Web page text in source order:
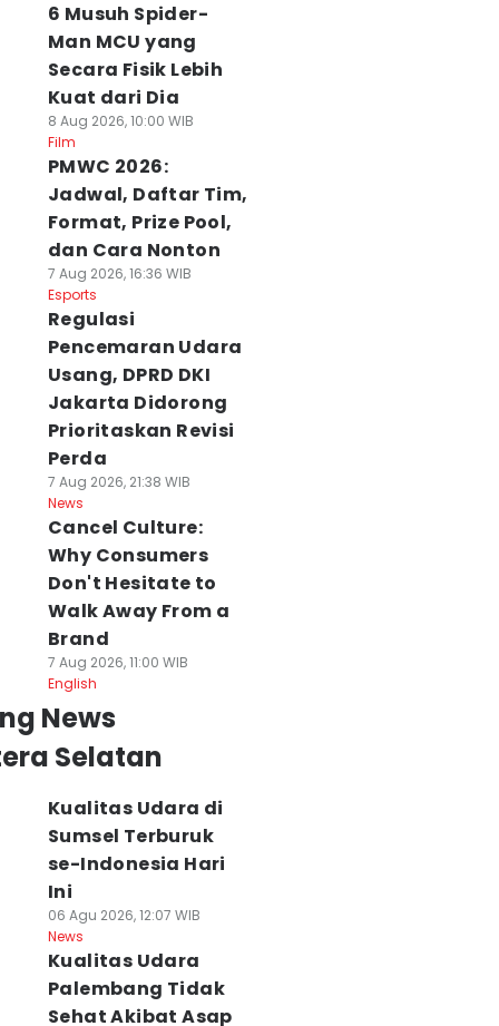
6 Musuh Spider-
Man MCU yang
Secara Fisik Lebih
Kuat dari Dia
8 Aug 2026, 10:00 WIB
Film
PMWC 2026:
Jadwal, Daftar Tim,
Format, Prize Pool,
dan Cara Nonton
7 Aug 2026, 16:36 WIB
Esports
Regulasi
Pencemaran Udara
Usang, DPRD DKI
Jakarta Didorong
Prioritaskan Revisi
Perda
7 Aug 2026, 21:38 WIB
News
Cancel Culture:
Why Consumers
Don't Hesitate to
Walk Away From a
Brand
7 Aug 2026, 11:00 WIB
English
News
Selatan
Kualitas Udara di
Sumsel Terburuk
se-Indonesia Hari
Ini
06 Agu 2026, 12:07 WIB
News
Kualitas Udara
Palembang Tidak
Sehat Akibat Asap